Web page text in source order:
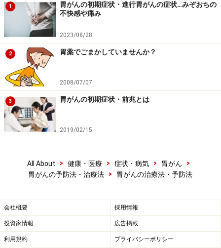
胃がんを予防する方法
まだまだ罹患する患者数は多いものの、治癒率が上がって
きた胃がんでは、早期発見・早期治療が重要ですが、やは
り予防が最も大切です。
胃がんについても、他のがん同様、喫煙は非常に大きな
危険因子となっています。がん予防について、禁煙の重
要性は言い過ぎということがないくらい重要ですので、
また、近年、ヘリコバクターピロリ菌が胃がんの発生に
胃炎、胃潰瘍を繰り返す方の中には、ヘリコバクターピ
ロリ菌が陽性の方も多くいらっしゃいます。
ピロリ菌の除菌は、胃がんの発生率低下につながりま
1
胃がんの初期症状・進行胃がんの症状…みぞおちの
不快感や痛み
2023/08/28
2 胃薬でごまかしていませんか？
2008/07/07
3 胃がんの初期症状・前兆とは
2019/02/15
All About > 健康・医療 > 症状・病気 > 胃がん
>
胃がんの予防法・治療法
> 胃がんの治療法・予防法
会社概要 採用情報
投資家情報 広告掲載
利用規約 プライバシーポリシー